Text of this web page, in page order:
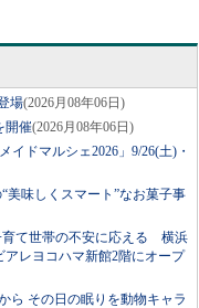
場(2026月08年06日)
開催(2026月08年06日)
ドマルシェ2026」9/26(土)・
美味しくスマート”なお菓子事
育て世帯の不安に応える 横浜
レヨコハマ新館2階にオープ
ら その日の眠りを動物キャラ